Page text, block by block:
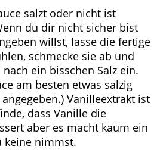
salzt oder nicht ist
du dir nicht sicher bist
willst, lasse die fertige
schmecke sie ab und
ein bisschen Salz ein.
am besten etwas salzig
Vanilleextrakt ist
dass Vanille die
aber es macht kaum ein
keine nimmst.